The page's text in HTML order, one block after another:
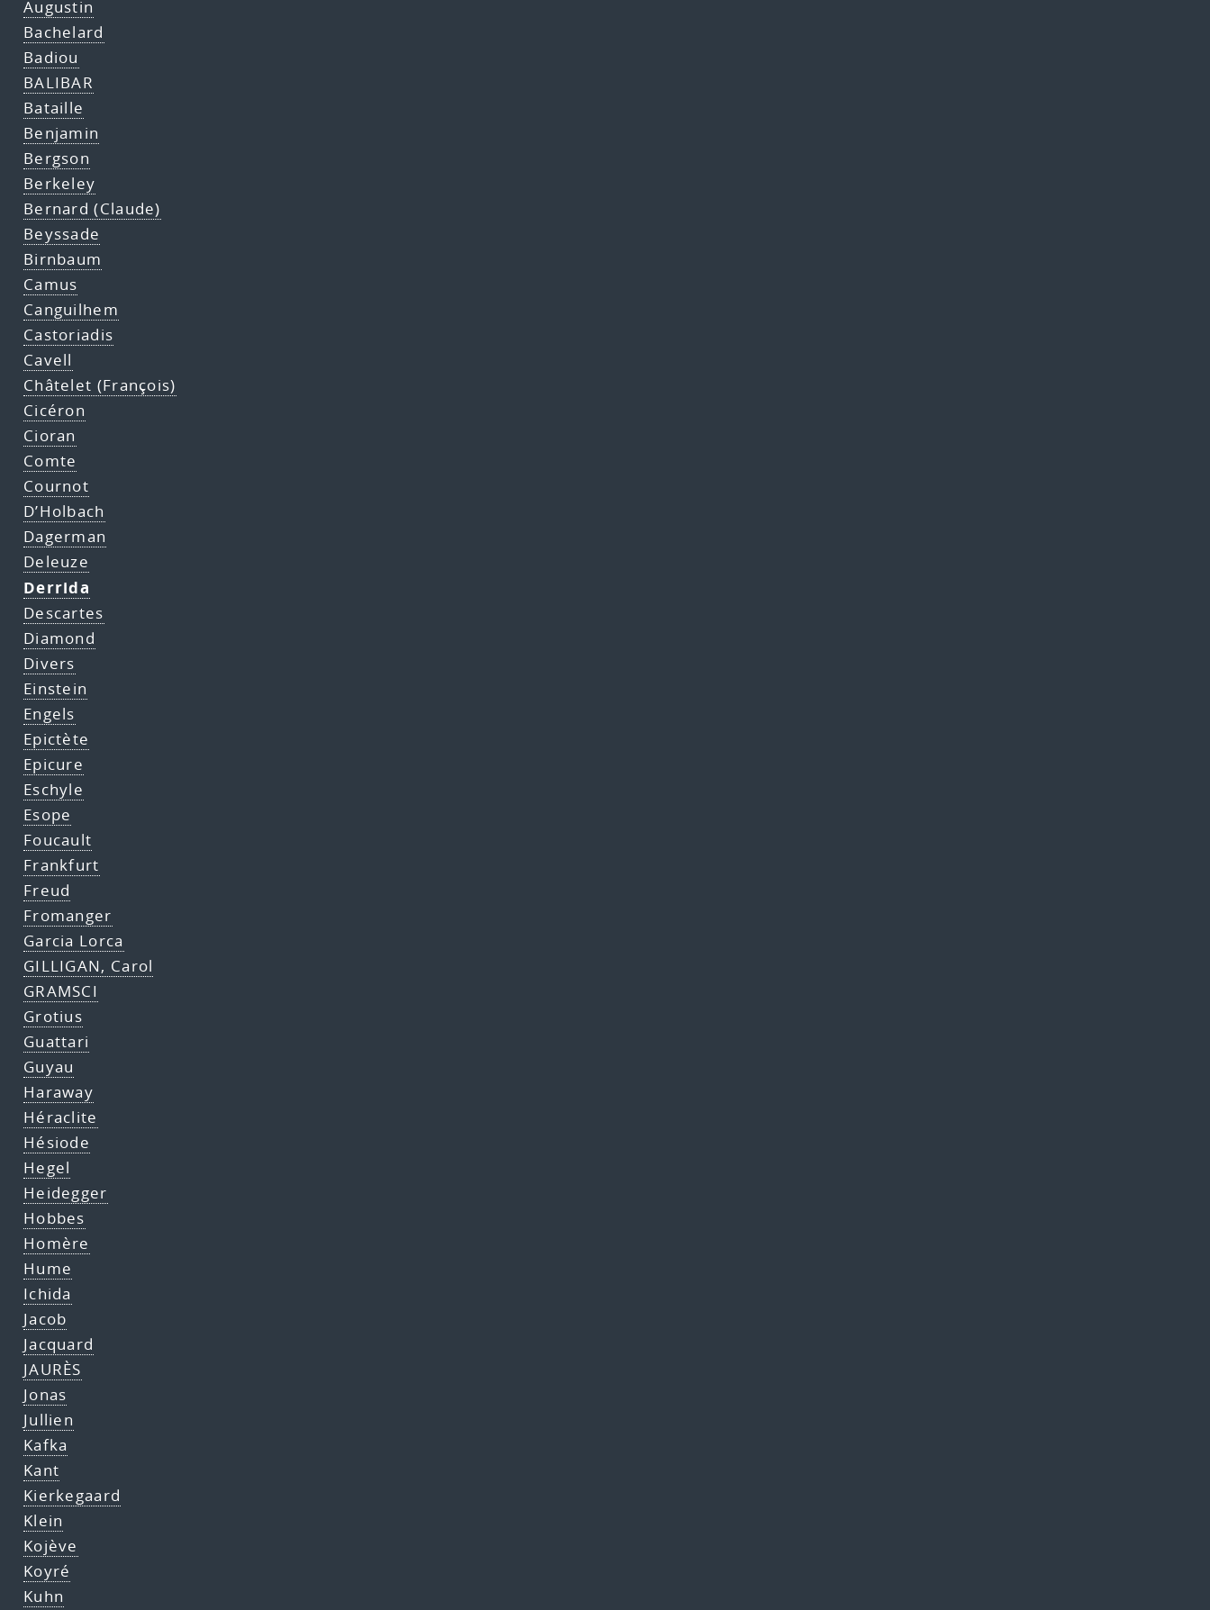
Augustin
Bachelard
Badiou
BALIBAR
Bataille
Benjamin
Bergson
Berkeley
Bernard (Claude)
Beyssade
Birnbaum
Camus
Canguilhem
Castoriadis
Cavell
Châtelet (François)
Cicéron
Cioran
Comte
Cournot
D’Holbach
Dagerman
Deleuze
Derrida
Descartes
Diamond
Divers
Einstein
Engels
Epictète
Epicure
Eschyle
Esope
Foucault
Frankfurt
Freud
Fromanger
Garcia Lorca
GILLIGAN, Carol
GRAMSCI
Grotius
Guattari
Guyau
Haraway
Héraclite
Hésiode
Hegel
Heidegger
Hobbes
Homère
Hume
Ichida
Jacob
Jacquard
JAURÈS
Jonas
Jullien
Kafka
Kant
Kierkegaard
Klein
Kojève
Koyré
Kuhn